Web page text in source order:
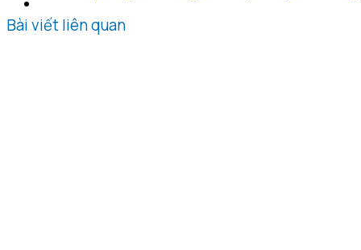
Bài viết liên quan